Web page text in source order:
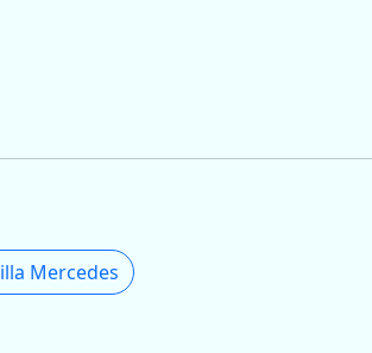
Mercedes